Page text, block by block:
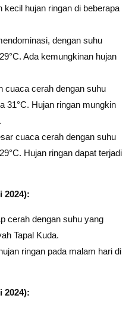
kecil hujan ringan di beberapa
dengan suhu
Ada kemungkinan hujan
cuaca cerah dengan suhu
31°C. Hujan ringan mungkin
cuaca cerah dengan suhu
Hujan ringan dapat terjadi
2024):
cerah dengan suhu yang
Tapal Kuda.
ringan pada malam hari di
2024):